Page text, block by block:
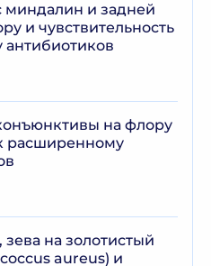
миндалин и задней
и чувствительность
антибиотиков
на флору
расширенному
зева на золотистый
aureus) и